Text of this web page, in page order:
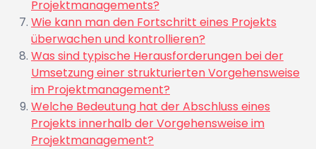
Projektmanagements?
Wie kann man den Fortschritt eines Projekts
überwachen und kontrollieren?
Was sind typische Herausforderungen bei der
Umsetzung einer strukturierten Vorgehensweise
im Projektmanagement?
Welche Bedeutung hat der Abschluss eines
Projekts innerhalb der Vorgehensweise im
Projektmanagement?